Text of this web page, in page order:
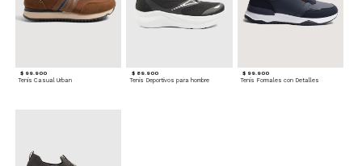
$ 99.900
Tenis Casual Urban
$ 89.900
Tenis Deportivos para hombre
$ 99.900
Tenis Formales con Detalles